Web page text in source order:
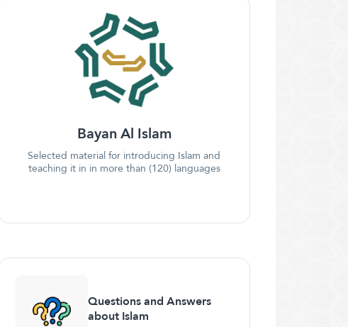
Bayan Al Islam
Selected material for introducing Islam and
teaching it in in more than (120) languages
Questions and Answers
about Islam